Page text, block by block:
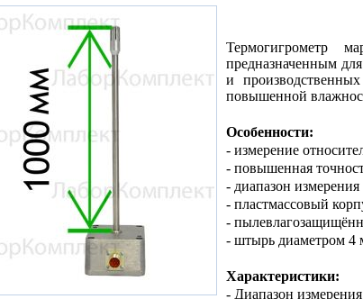
Термогигрометр
предназначенным
и
повышенной
Особенности:
- измерение
- повышенная
- диапазон
- пластмассовый
-
- штырь диаметром 4
Характеристики:
- Диапазон